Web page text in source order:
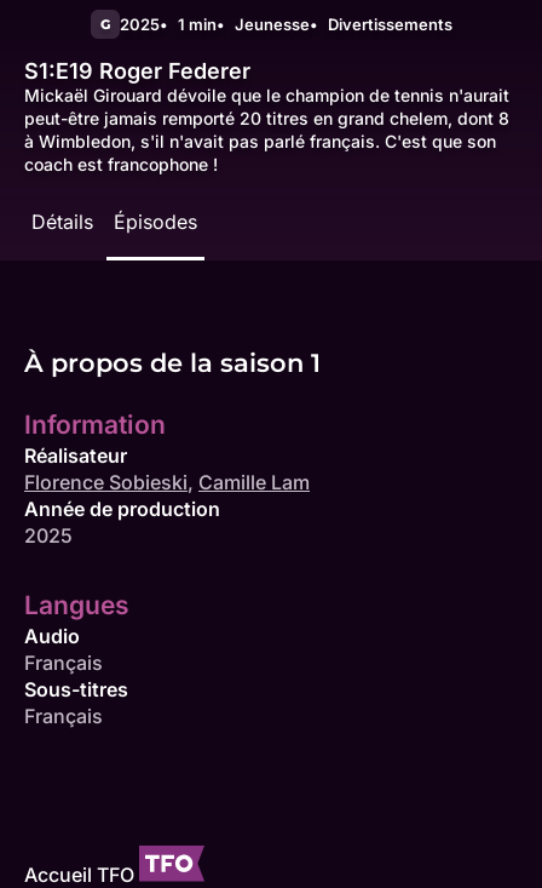
G 2025 1 min Jeunesse Divertissements
S1:E19 Roger Federer
Mickaël Girouard dévoile que le champion de tennis n'aurait
peut-être jamais remporté 20 titres en grand chelem, dont 8
à Wimbledon, s'il n'avait pas parlé français. C'est que son
coach est francophone !
Détails Épisodes
À propos de la saison 1
Information
Réalisateur
Florence Sobieski, Camille Lam
Année de production
2025
Langues
Audio
Français
Sous-titres
Français
Accueil TFO